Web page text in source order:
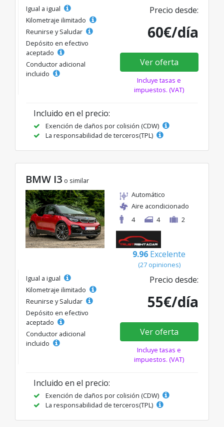
Igual a igual
Kilometraje ilimitado
Reunirse y Saludar
Depósito en efectivo
aceptado
Conductor adicional
incluido
Precio desde:
60€/día
Ver oferta
Incluye tasas e
impuestos. (VAT)
Incluido en el precio:
Exención de daños por colisión (CDW)
La responsabilidad de terceros(TPL)
BMW I3 o similar
Automático
Aire acondicionado
4
4 2
9.96 Excelente
(27 opiniones)
Igual a igual
Kilometraje ilimitado
Reunirse y Saludar
Depósito en efectivo
aceptado
Conductor adicional
incluido
Precio desde:
55€/día
Ver oferta
Incluye tasas e
impuestos. (VAT)
Incluido en el precio:
Exención de daños por colisión (CDW)
La responsabilidad de terceros(TPL)